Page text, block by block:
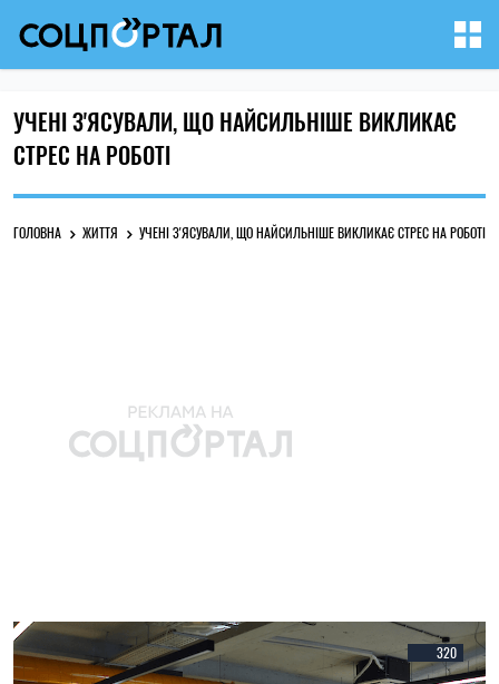
УЧЕНІ З'ЯСУВАЛИ, ЩО НАЙСИЛЬНІШЕ ВИКЛИКАЄ
СТРЕС НА РОБОТІ
ГОЛОВНА ЖИТТЯ УЧЕНІ З'ЯСУВАЛИ, ЩО НАЙСИЛЬНІШЕ ВИКЛИКАЄ СТРЕС НА РОБОТІ
320